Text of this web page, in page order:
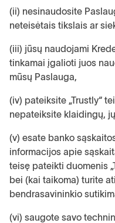
(ii) nesinaudosite
neteisėtais tikslais ar
(iii) jūsų naudojami
tinkamai įgalioti juos
mūsų Paslauga,
(iv) pateiksite „Trustly“
nepateiksite klaidingų,
(v) esate banko
informacijos apie
teisę pateikti duomenis
bei (kai taikoma) turite
bendrasavininkio
(vi) saugote savo